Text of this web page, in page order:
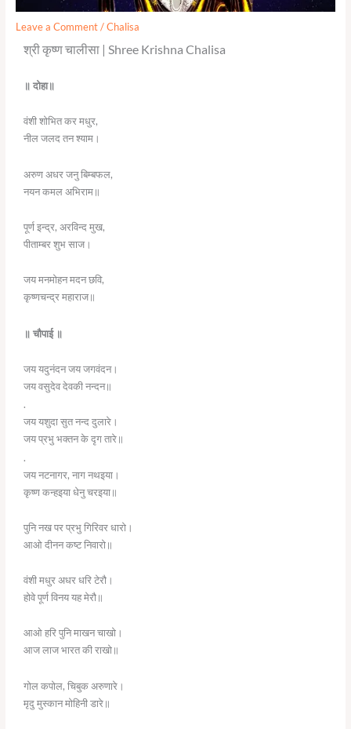
Leave a Comment /Chalisa
श्री कृष्ण चालीसा | Shree Krishna Chalisa
॥ दोहा॥
वंशी शोभित कर मधुर,
नील जलद तन श्याम।
अरुण अधर जनु बिम्बफल,
नयन कमल अभिराम॥
पूर्ण इन्द्र, अरविन्द मुख,
पीताम्बर शुभ साज।
जय मनमोहन मदन छवि,
कृष्णचन्द्र महाराज॥
॥ चौपाई ॥
जय यदुनंदन जय जगवंदन।
जय वसुदेव देवकी नन्दन॥
.
जय यशुदा सुत नन्द दुलारे।
जय प्रभु भक्तन के दृग तारे॥
.
जय नटनागर, नाग नथइया।
कृष्ण कन्हइया धेनु चरइया॥
पुनि नख पर प्रभु गिरिवर धारो।
आओ दीनन कष्ट निवारो॥
वंशी मधुर अधर धरि टेरौ।
होवे पूर्ण विनय यह मेरौ॥
आओ हरि पुनि माखन चाखो।
आज लाज भारत की राखो॥
गोल कपोल, चिबुक अरुणारे।
मृदु मुस्कान मोहिनी डारे॥